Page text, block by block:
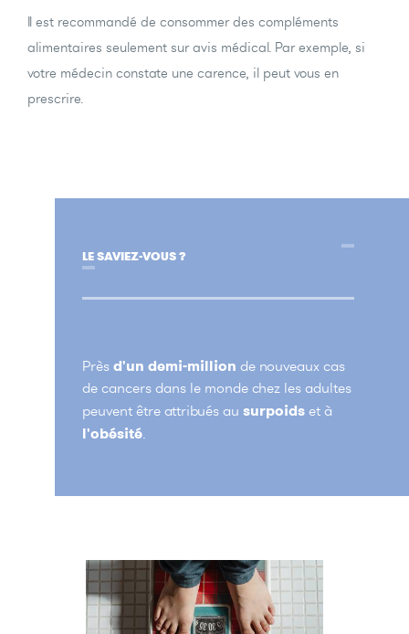
Il est recommandé de consommer des compléments
alimentaires seulement sur avis médical. Par exemple, si
votre médecin constate une carence, il peut vous en
prescrire.
LE SAVIEZ-VOUS ?
Près d'un demi-million de nouveaux cas
de cancers dans le monde chez les adultes
peuvent être attribués au surpoids et à
l'obésité.